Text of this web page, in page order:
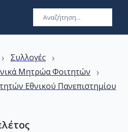
› Συλλογές ›
Μητρώα Φοιτητών ›
Εθνικού Πανεπιστημίου